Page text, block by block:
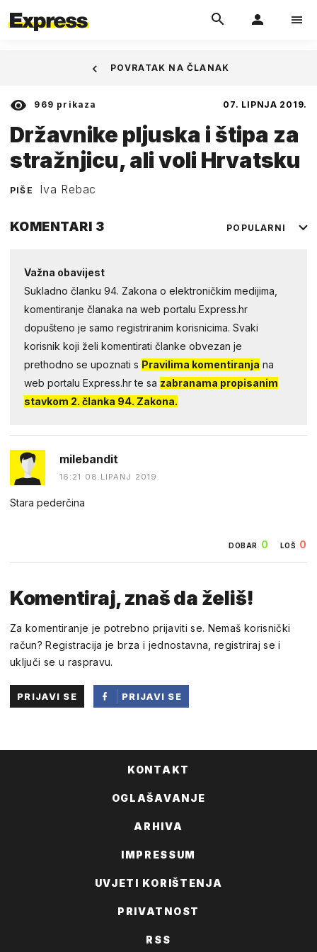
969 prikaza 07. LIPNJA 2019.
Državnike pljuska i štipa za
stražnjicu, ali voli Hrvatsku
PIŠE Iva Rebac
POVRATAK NA ČLANAK
KOMENTARI 3 POPULARNI
Važna obavijest
Sukladno članku 94. Zakona o elektroničkim medijima,
komentiranje članaka na web portalu Express.hr
dopušteno je samo registriranim korisnicima. Svaki
korisnik koji želi komentirati članke obvezan je
prethodno se upoznati s Pravilima komentiranja na
web portalu Express.hr te sa zabranama propisanim
stavkom 2. članka 94. Zakona.
milebandit
16:21 08.LIPANJ 2019.
Stara pederčina
DOBAR 0 LOŠ 0
Komentiraj, znaš da želiš!
Za komentiranje je potrebno prijaviti se. Nemaš korisnički
račun? Registracija je brza i jednostavna, registriraj se i
uključi se u raspravu.
PRIJAVI SE
PRIJAVI SE
KONTAKT
OGLAŠAVANJE
ARHIVA
IMPRESSUM
UVJETI KORIŠTENJA
PRIVATNOST
RSS